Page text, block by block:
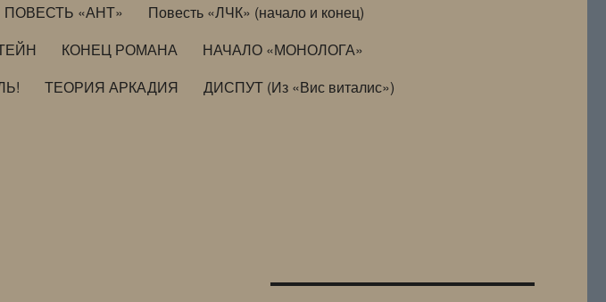
ПОВЕСТЬ «АНТ»
Повесть «ЛЧК» (начало и конец)
КОНЕЦ РОМАНА
НАЧАЛО «МОНОЛОГА»
ТЕОРИЯ АРКАДИЯ ДИСПУТ (Из «Вис виталис»)